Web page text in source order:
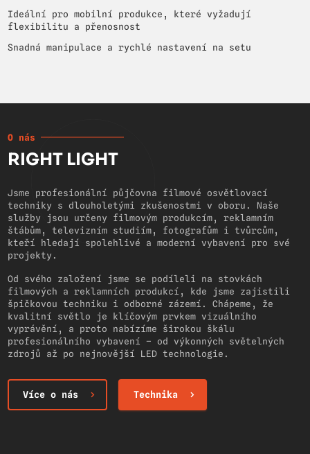
Ideální pro mobilní produkce, které vyžadují
flexibilitu a přenosnost
Snadná manipulace a rychlé nastavení na setu
O nás
RIGHT LIGHT
Jsme profesionální půjčovna filmové osvětlovací
techniky s dlouholetými zkušenostmi v oboru. Naše
služby jsou určeny filmovým produkcím, reklamním
štábům, televizním studiím, fotografům i tvůrcům,
kteří hledají spolehlivé a moderní vybavení pro své
projekty.
Od svého založení jsme se podíleli na stovkách
filmových a reklamních produkcí, kde jsme zajistili
špičkovou techniku i odborné zázemí. Chápeme, že
kvalitní světlo je klíčovým prvkem vizuálního
vyprávění, a proto nabízíme širokou škálu
profesionálního vybavení – od výkonných světelných
zdrojů až po nejnovější LED technologie.
Více o nás Technika